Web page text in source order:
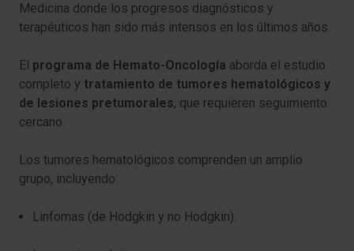
Medicina donde los progresos diagnósticos y
terapéuticos han sido más intensos en los últimos años.
El programa de Hemato-Oncología aborda el estudio
completo y tratamiento de tumores hematológicos y
de lesiones pretumorales, que requieren seguimiento
cercano.
Los tumores hematológicos comprenden un amplio
grupo, incluyendo:
Linfomas (de Hodgkin y no Hodgkin).